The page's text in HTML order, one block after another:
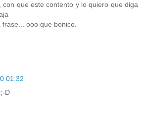
con que este contento y lo quiero que diga
ooo que bonico.
01:32
D